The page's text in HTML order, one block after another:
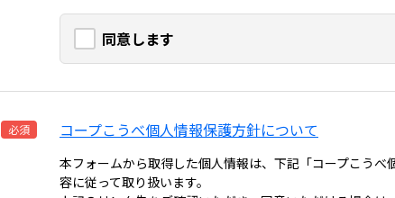
同意します
必須 コープこうべ個人情報保護方針について
本フォームから取得した個人情報は、下記「コープこうべ
容に従って取り扱います。